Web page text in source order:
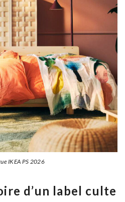
IKEA PS 2026
d’un label culte